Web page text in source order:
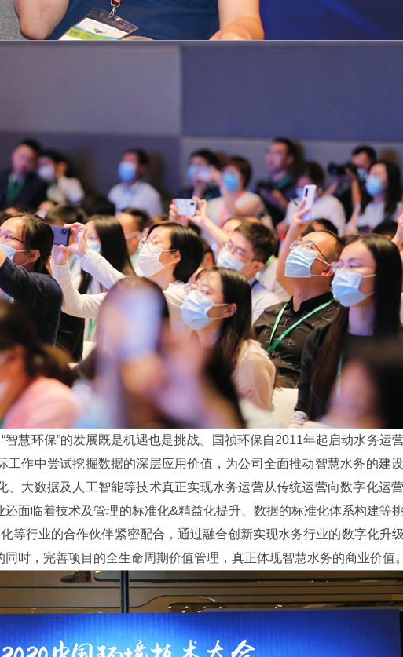
智慧环保”的发展既是机遇也是挑战。国祯环保自2011年起启动水务运
工作中尝试挖掘数据的深层应用价值，为公司全面推动智慧水务的建
大数据及人工智能等技术真正实现水务运营从传统运营向数字化运营
面临着技术及管理的标准化&精益化提升、数据的标准化体系构建等
等行业的合作伙伴紧密配合，通过融合创新实现水务行业的数字化升
时，完善项目的全生命周期价值管理，真正体现智慧水务的商业价值。